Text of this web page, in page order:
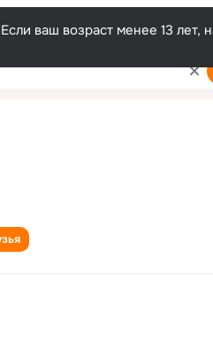
ваш возраст менее 13